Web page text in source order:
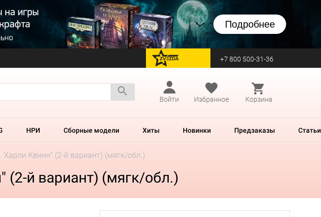
Подробнее
перейти на Zvezda +7 800 500-31-36
Войти
Избранное Корзина
НРИ Сборные модели Хиты Новинки Предзаказы Статьи
Харли Квинн" (2-й вариант) (мягк/обл.)
й вариант) (мягк/обл.)